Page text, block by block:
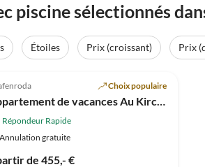
piscine sélectionnés
Étoiles Prix (croissant)
Prix
Choix populaire
Appartement de vacances Au Kirchholz
Répondeur Rapide
Annulation gratuite
de 455,- €